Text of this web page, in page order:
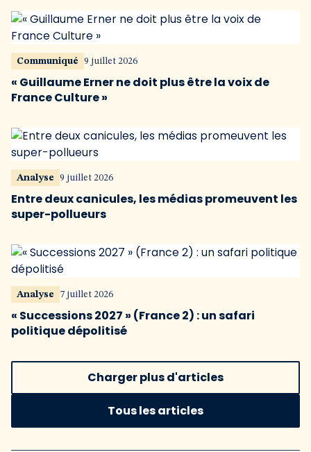
Communiqué 9 juillet 2026
« Guillaume Erner ne doit plus être la voix de
France Culture »
Analyse 9 juillet 2026
Entre deux canicules, les médias promeuvent les
super-pollueurs
Analyse 7 juillet 2026
« Successions 2027 » (France 2) : un safari
politique dépolitisé
Charger plus d'articles
Tous les articles